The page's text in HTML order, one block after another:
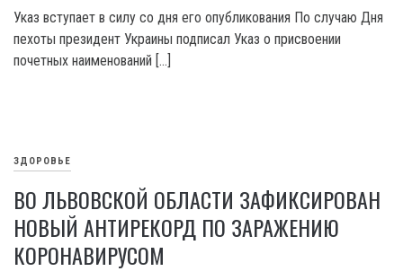
Указ вступает в силу со дня его опубликования По случаю Дня
пехоты президент Украины подписал Указ о присвоении
почетных наименований […]
ЗДОРОВЬЕ
ВО ЛЬВОВСКОЙ ОБЛАСТИ ЗАФИКСИРОВАН
НОВЫЙ АНТИРЕКОРД ПО ЗАРАЖЕНИЮ
КОРОНАВИРУСОМ